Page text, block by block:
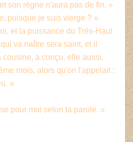
son règne n'aura pas de fin. »
puisque je suis vierge ? »
et la puissance du Très-Haut
va naître sera saint, et il
a conçu, elle aussi,
mois, alors qu'on l'appelait :
»
pour moi selon ta parole. »